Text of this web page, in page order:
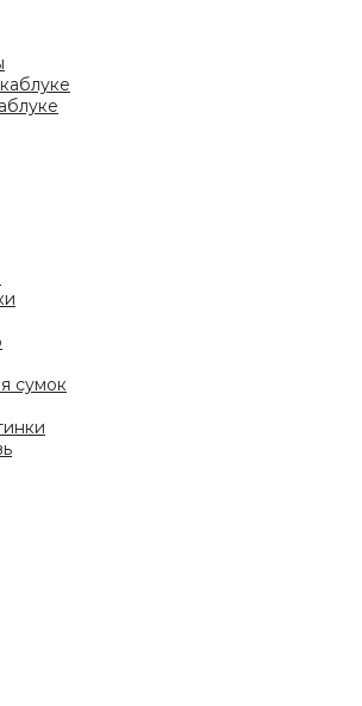
сумок